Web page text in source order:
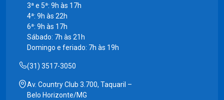
3ª e 5ª: 9h às 17h
4ª: 9h às 22h
6ª: 9h às 17h
Sábado: 7h às 21h
Domingo e feriado: 7h às 19h
(31) 3517-3050
Av. Country Club 3.700, Taquaril –
Belo Horizonte/MG